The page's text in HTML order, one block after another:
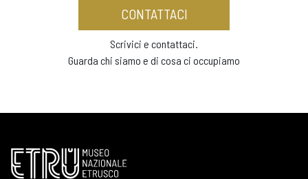
CONTATTACI
Scrivici e contattaci.
Guarda chi siamo e di cosa ci occupiamo